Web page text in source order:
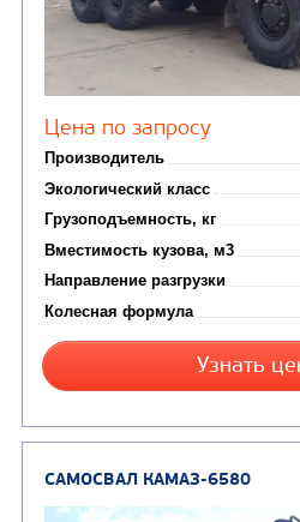
Цена по запросу
Производитель
Экологический класс
Вместимость кузова, м3
Направление разгрузки
Колесная формула
САМОСВАЛ КАМАЗ-6522